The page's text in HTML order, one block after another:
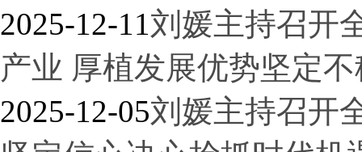
2025-12-11刘媛主持召开
产业 厚植发展优势坚定
2025-12-05刘媛主持召开